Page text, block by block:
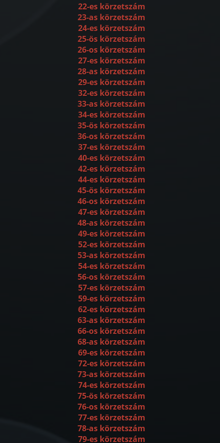
22-es körzetszám
23-as körzetszám
24-es körzetszám
25-ös körzetszám
26-os körzetszám
27-es körzetszám
28-as körzetszám
29-es körzetszám
32-es körzetszám
33-as körzetszám
34-es körzetszám
35-ös körzetszám
36-os körzetszám
37-es körzetszám
40-es körzetszám
42-es körzetszám
44-es körzetszám
45-ös körzetszám
46-os körzetszám
47-es körzetszám
48-as körzetszám
49-es körzetszám
52-es körzetszám
53-as körzetszám
54-es körzetszám
56-os körzetszám
57-es körzetszám
59-es körzetszám
62-es körzetszám
63-as körzetszám
66-os körzetszám
68-as körzetszám
69-es körzetszám
72-es körzetszám
73-as körzetszám
74-es körzetszám
75-ös körzetszám
76-os körzetszám
77-es körzetszám
78-as körzetszám
79-es körzetszám